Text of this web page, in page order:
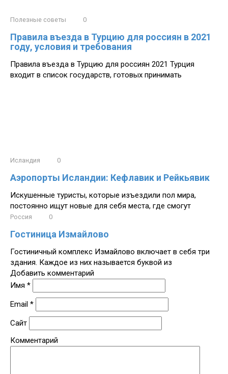
Полезные советы 0
Правила въезда в Турцию для россиян в 2021
году, условия и требования
Правила въезда в Турцию для россиян 2021 Турция
входит в список государств, готовых принимать
Исландия 0
Аэропорты Исландии: Кефлавик и Рейкьявик
Искушенные туристы, которые изъездили пол мира,
постоянно ищут новые для себя места, где смогут
Россия 0
Гостиница Измайлово
Гостиничный комплекс Измайлово включает в себя три
здания. Каждое из них называется буквой из
Добавить комментарий
Имя *
Email *
Сайт
Комментарий